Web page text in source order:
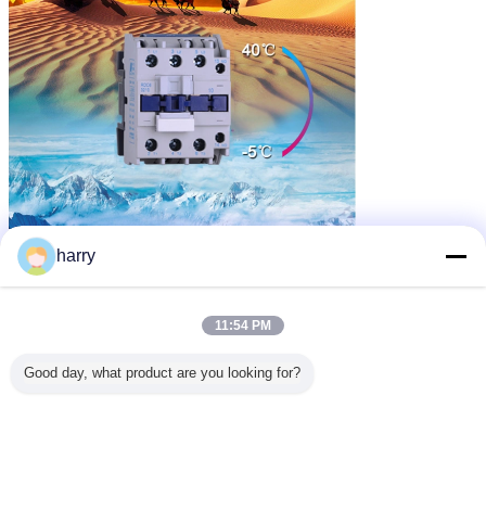
ট্যাগ:এসি কন্টাক্টর স্যুইচ
harry
11:54 PM
Good day, what product are you looking for?